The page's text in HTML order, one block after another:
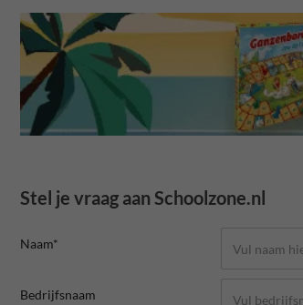
Stel je vraag aan Schoolzone.nl
Naam*
Bedrijfsnaam